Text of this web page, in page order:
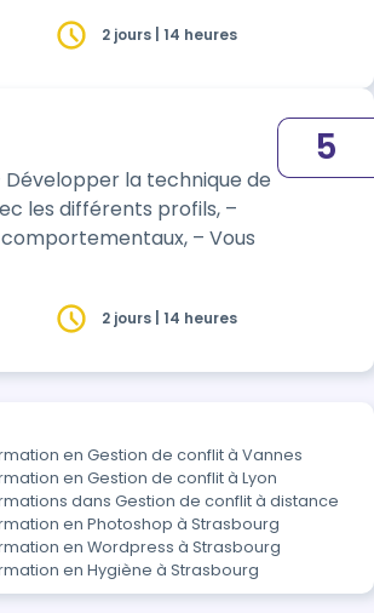
2 jours | 14 heures
la technique de
les différents profils, –
– Vous
5
2 jours | 14 heures
en Gestion de conflit à Vannes
en Gestion de conflit à Lyon
dans Gestion de conflit à distance
en Photoshop à Strasbourg
en Wordpress à Strasbourg
en Hygiène à Strasbourg